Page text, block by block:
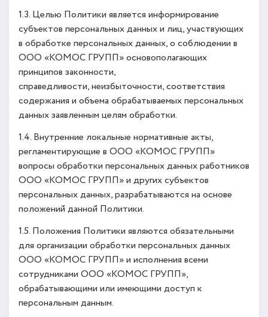
1.3. Целью Политики является информирование
субъектов персональных данных и лиц, участвующих
в обработке персональных данных, о соблюдении в
ООО «КОМОС ГРУПП» основополагающих
принципов законности,
справедливости, неизбыточности, соответствия
содержания и объема обрабатываемых персональных
данных заявленным целям обработки.
1.4. Внутренние локальные нормативные акты,
регламентирующие в ООО «КОМОС ГРУПП»
вопросы обработки персональных данных работников
ООО «КОМОС ГРУПП» и других субъектов
персональных данных, разрабатываются на основе
положений данной Политики.
1.5. Положения Политики являются обязательными
для организации обработки персональных данных
ООО «КОМОС ГРУПП» и исполнения всеми
сотрудниками ООО «КОМОС ГРУПП»,
обрабатывающими или имеющими доступ к
персональным данным.